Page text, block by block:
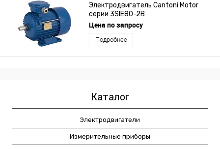
Электродвигатель Cantoni Motor
серии 3SIE80-2B
Цена по запросу
Подробнее
Каталог
Электродвигатели
Измерительные приборы